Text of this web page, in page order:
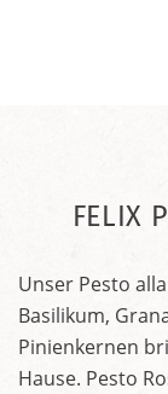
FELIX
Unser Pesto
Basilikum,
Pinienkernen
Hause. Pesto